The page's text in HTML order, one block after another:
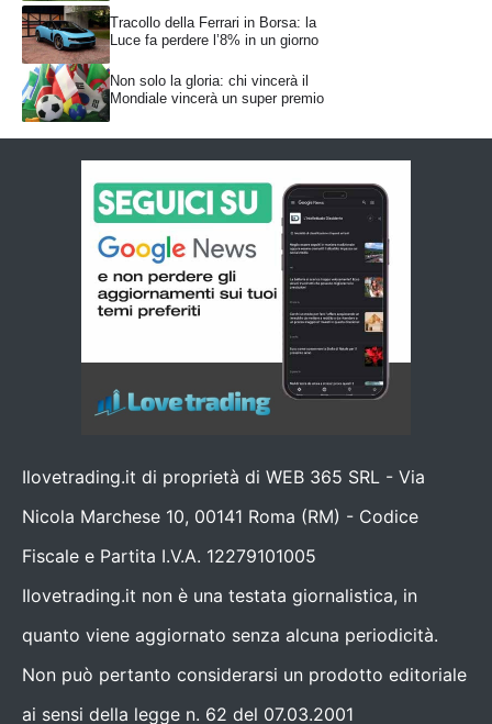
Tracollo della Ferrari in Borsa: la
Luce fa perdere l’8% in un giorno
Non solo la gloria: chi vincerà il
Mondiale vincerà un super premio
Ilovetrading.it di proprietà di WEB 365 SRL - Via
Nicola Marchese 10, 00141 Roma (RM) - Codice
Fiscale e Partita I.V.A. 12279101005
Ilovetrading.it non è una testata giornalistica, in
quanto viene aggiornato senza alcuna periodicità.
Non può pertanto considerarsi un prodotto editoriale
ai sensi della legge n. 62 del 07.03.2001